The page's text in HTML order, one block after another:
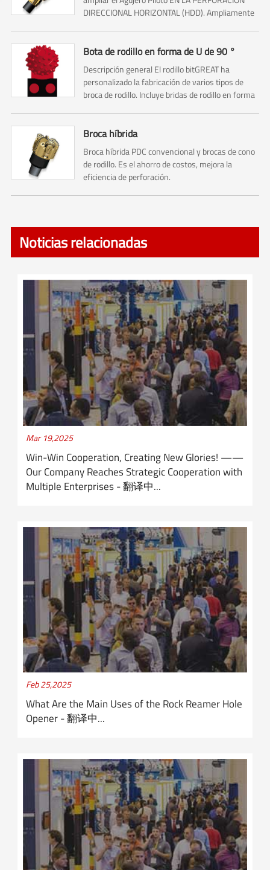
DIRECCIONAL HORIZONTAL (HDD). Ampliamente
Bota de rodillo en forma de U de 90 °
Descripción general El rodillo bitGREAT ha
personalizado la fabricación de varios tipos de
broca de rodillo. Incluye bridas de rodillo en forma
Broca híbrida
Broca híbrida PDC convencional y brocas de cono
de rodillo. Es el ahorro de costos, mejora la
eficiencia de perforación.
Noticias relacionadas
Mar 19,2025
Win-Win Cooperation, Creating New Glories! ——
Our Company Reaches Strategic Cooperation with
Multiple Enterprises - 翻译中...
Feb 25,2025
What Are the Main Uses of the Rock Reamer Hole
Opener - 翻译中...